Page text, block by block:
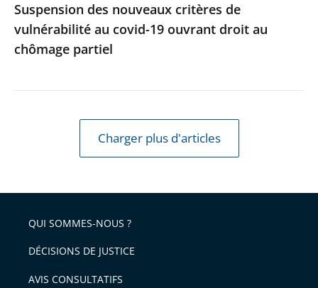
chômage
partiel
Suspension des nouveaux critères de
vulnérabilité au covid-19 ouvrant droit au
chômage partiel
Charger plus d'articles
QUI SOMMES-NOUS ?
DÉCISIONS DE JUSTICE
AVIS CONSULTATIFS